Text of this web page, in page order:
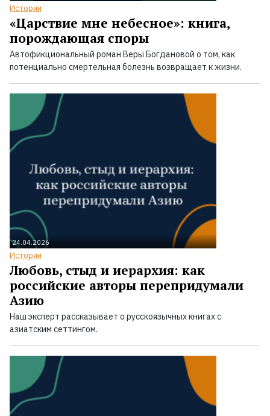
Истории
«Царствие мне небесное»: книга,
порождающая споры
Автофикциональный роман Веры Богдановой о том, как
потенциально смертельная болезнь возвращает к жизни.
24.04.2026
Истории
Любовь, стыд и иерархия: как
российские авторы перепридумали
Азию
Наш эксперт рассказывает о русскоязычных книгах с
азиатским сеттингом.